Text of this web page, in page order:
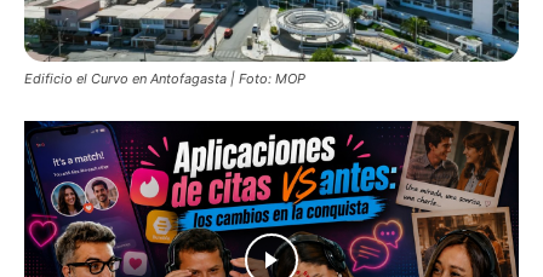
Edificio el Curvo en Antofagasta | Foto: MOP